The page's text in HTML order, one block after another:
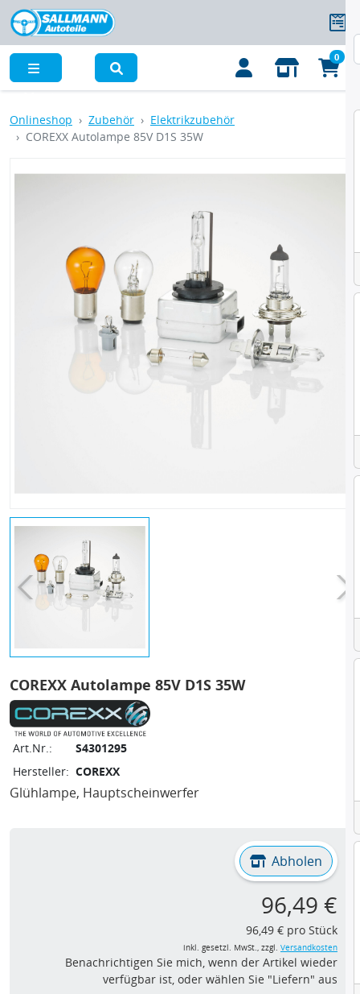
0
Onlineshop Zubehör
Elektrikzubehör
COREXX Autolampe 85V D1S 35W
COREXX Autolampe 85V D1S 35W
Art.Nr.:
S4301295
Hersteller: COREXX
Glühlampe, Hauptscheinwerfer
Abholen
96,49 €
96,49 € pro Stück
inkl. gesetzl. MwSt., zzgl. Versandkosten
Benachrichtigen Sie mich, wenn der Artikel wieder
verfügbar ist, oder wählen Sie "Liefern" aus